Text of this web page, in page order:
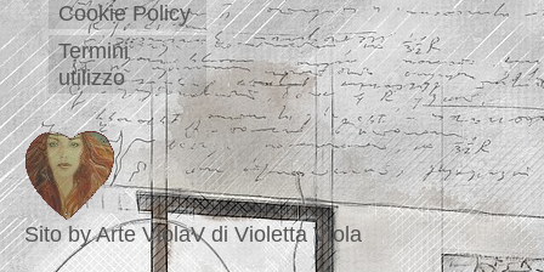
Cookie Policy
Termini
utilizzo
Sito by Arte ViolaV di Violetta Viola